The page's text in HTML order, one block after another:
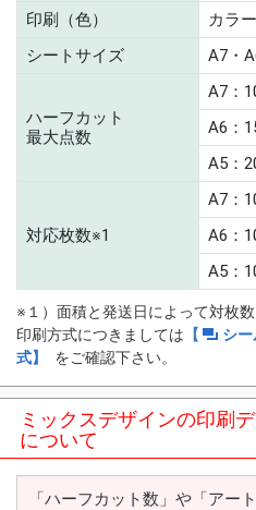
印刷（色）
カラー
シートサイズ
A7・
ハーフカット
最大点数
A7：
A6：
A5：
対応枚数※1
A7：
A6：
A5：
※１）面積と発送日によって対枚数
印刷方式につきましては 【
シ
式】
をご確認下さい。
ミックスデザインの印刷
について
「ハーフカット数」や「アー